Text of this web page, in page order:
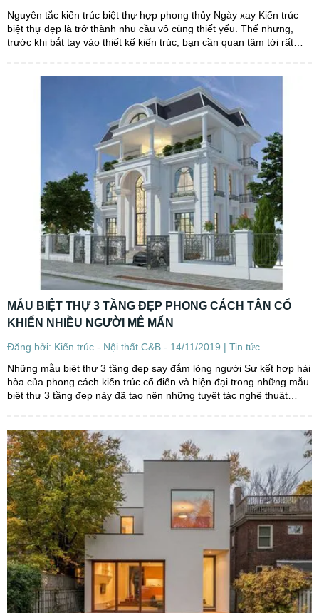
Nguyên tắc kiến trúc biệt thự hợp phong thủy Ngày xay Kiến trúc
biệt thự đẹp là trở thành nhu cầu vô cùng thiết yếu. Thế nhưng,
trước khi bắt tay vào thiết kế kiến trúc, bạn cần quan tâm tới rất
MẪU BIỆT THỰ 3 TẦNG ĐẸP PHONG CÁCH TÂN CỔ
KHIẾN NHIỀU NGƯỜI MÊ MẨN
Đăng bởi: Kiến trúc - Nội thất C&B - 14/11/2019 | Tin tức
Những mẫu biệt thự 3 tầng đẹp say đắm lòng người Sự kết hợp hài
hòa của phong cách kiến trúc cổ điển và hiện đại trong những mẫu
biệt thự 3 tầng đẹp này đã tạo nên những tuyệt tác nghệ thuật